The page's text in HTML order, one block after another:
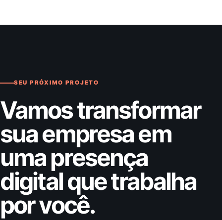
SEU PRÓXIMO PROJETO
Vamos transformar
sua empresa em
uma presença
digital que trabalha
por você.